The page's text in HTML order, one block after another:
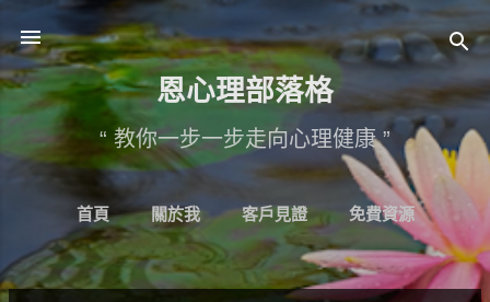
跳至主要內容
恩心理部落格
“ 教你一步一步走向心理健康 ”
首頁 關於我 客戶見證 免費資源
輕鬆樹洞 更多… 心理諮詢